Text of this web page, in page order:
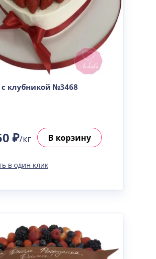
с клубникой №3468
₽/кг В корзину
в один клик